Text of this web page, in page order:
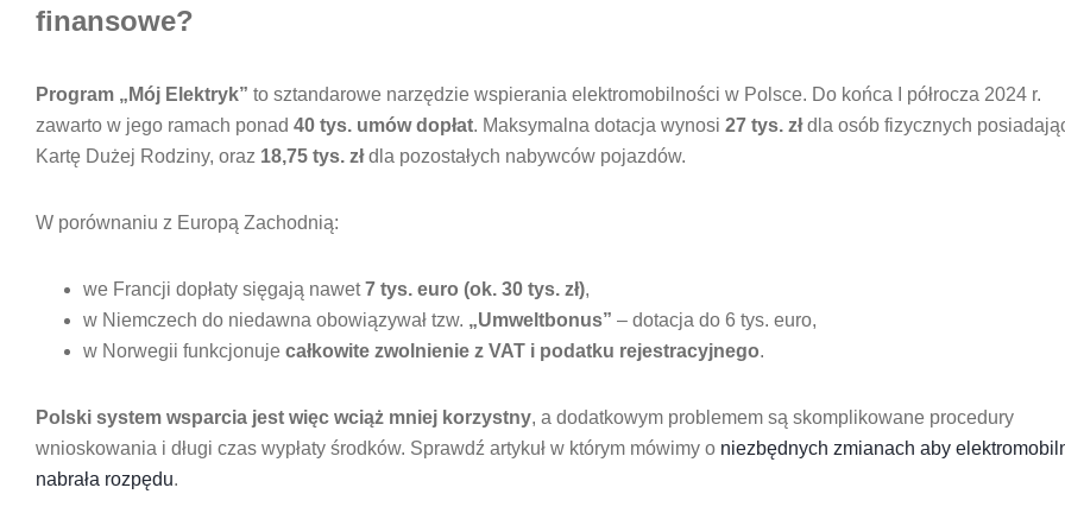
finansowe?
Program „Mój Elektryk” to sztandarowe narzędzie wspierania elektromobilności w Polsce. Do końca I półrocza 2024 r.
zawarto w jego ramach ponad 40 tys. umów dopłat. Maksymalna dotacja wynosi 27 tys. złdla osób fizycznych
Kartę Dużej Rodziny, oraz 18,75 tys. złdla pozostałych nabywców pojazdów.
W porównaniu z Europą Zachodnią:
we Francji dopłaty sięgają nawet7 tys. euro (ok. 30 tys. zł),
w Niemczech do niedawna obowiązywał tzw. „Umweltbonus” – dotacja do 6 tys. euro,
w Norwegii funkcjonuje całkowite zwolnienie z VAT i podatku rejestracyjnego.
Polski system wsparcia jest więc wciąż mniej korzystny, a dodatkowym problemem są skomplikowane procedury
wnioskowania i długi czas wypłaty środków. Sprawdź artykuł w którym mówimy o niezbędnych zmianach aby
nabrała rozpędu.